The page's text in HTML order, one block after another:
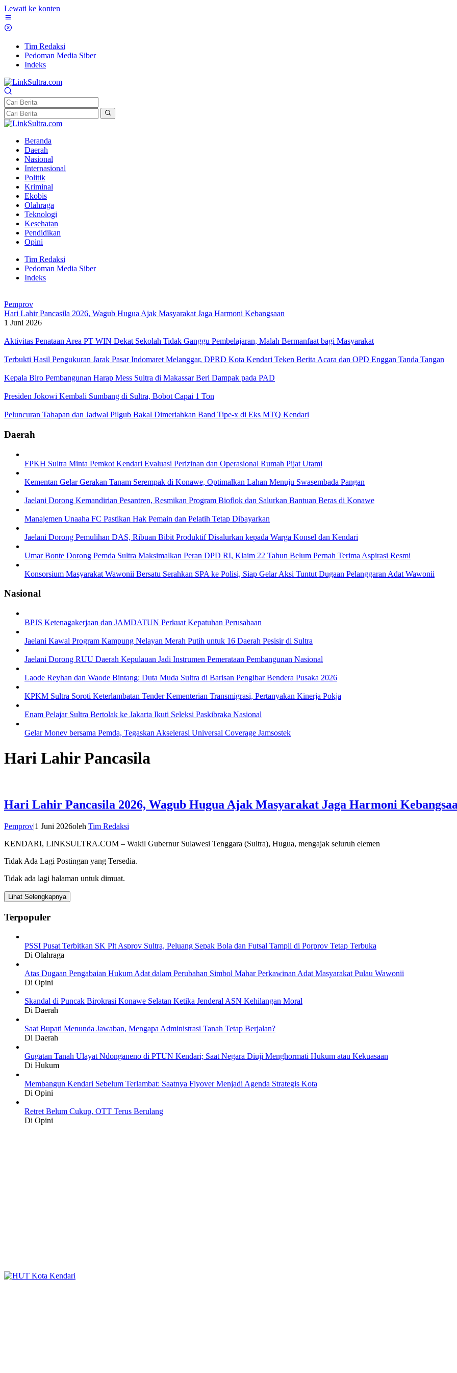
Lewati ke konten
Tim Redaksi
Pedoman Media Siber
Indeks
Beranda
Daerah
Nasional
Internasional
Politik
Kriminal
Ekobis
Olahraga
Teknologi
Kesehatan
Pendidikan
Opini
Tim Redaksi
Pedoman Media Siber
Indeks
Pemprov
Hari Lahir Pancasila 2026, Wagub Hugua Ajak Masyarakat Jaga Harmoni Kebangsaan
1 Juni 2026
Aktivitas Penataan Area PT WIN Dekat Sekolah Tidak Ganggu Pembelajaran, Malah Bermanfaat bagi Masyarakat
Terbukti Hasil Pengukuran Jarak Pasar Indomaret Melanggar, DPRD Kota Kendari Teken Berita Acara dan OPD Enggan Tanda Tangan
Kepala Biro Pembangunan Harap Mess Sultra di Makassar Beri Dampak pada PAD
Presiden Jokowi Kembali Sumbang di Sultra, Bobot Capai 1 Ton
Peluncuran Tahapan dan Jadwal Pilgub Bakal Dimeriahkan Band Tipe-x di Eks MTQ Kendari
Daerah
FPKH Sultra Minta Pemkot Kendari Evaluasi Perizinan dan Operasional Rumah Pijat Utami
Kementan Gelar Gerakan Tanam Serempak di Konawe, Optimalkan Lahan Menuju Swasembada Pangan
Jaelani Dorong Kemandirian Pesantren, Resmikan Program Bioflok dan Salurkan Bantuan Beras di Konawe
Manajemen Unaaha FC Pastikan Hak Pemain dan Pelatih Tetap Dibayarkan
Jaelani Dorong Pemulihan DAS, Ribuan Bibit Produktif Disalurkan kepada Warga Konsel dan Kendari
Umar Bonte Dorong Pemda Sultra Maksimalkan Peran DPD RI, Klaim 22 Tahun Belum Pernah Terima Aspirasi Resmi
Konsorsium Masyarakat Wawonii Bersatu Serahkan SPA ke Polisi, Siap Gelar Aksi Tuntut Dugaan Pelanggaran Adat Wawonii
Nasional
BPJS Ketenagakerjaan dan JAMDATUN Perkuat Kepatuhan Perusahaan
Jaelani Kawal Program Kampung Nelayan Merah Putih untuk 16 Daerah Pesisir di Sultra
Jaelani Dorong RUU Daerah Kepulauan Jadi Instrumen Pemerataan Pembangunan Nasional
Laode Reyhan dan Waode Bintang: Duta Muda Sultra di Barisan Pengibar Bendera Pusaka 2026
KPKM Sultra Soroti Keterlambatan Tender Kementerian Transmigrasi, Pertanyakan Kinerja Pokja
Enam Pelajar Sultra Bertolak ke Jakarta Ikuti Seleksi Paskibraka Nasional
Gelar Monev bersama Pemda, Tegaskan Akselerasi Universal Coverage Jamsostek
Hari Lahir Pancasila
Hari Lahir Pancasila 2026, Wagub Hugua Ajak Masyarakat Jaga Harmoni
Pemprov|1 Juni 2026oleh Tim Redaksi
KENDARI, LINKSULTRA.COM – Wakil Gubernur Sulawesi Tenggara (Sultra), Hugua, mengajak seluruh elemen
Tidak Ada Lagi Postingan yang Tersedia.
Tidak ada lagi halaman untuk dimuat.
Lihat Selengkapnya
Terpopuler
PSSI Pusat Terbitkan SK Plt Asprov Sultra, Peluang Sepak Bola dan Futsal Tampil di Porprov Tetap Terbuka
Di Olahraga
Atas Dugaan Pengabaian Hukum Adat dalam Perubahan Simbol Mahar Perkawinan Adat Masyarakat Pulau Wawonii
Di Opini
Skandal di Puncak Birokrasi Konawe Selatan Ketika Jenderal ASN Kehilangan Moral
Di Daerah
Saat Bupati Menunda Jawaban, Mengapa Administrasi Tanah Tetap Berjalan?
Di Daerah
Gugatan Tanah Ulayat Ndonganeno di PTUN Kendari; Saat Negara Diuji Menghormati Hukum atau Kekuasaan
Di Hukum
Membangun Kendari Sebelum Terlambat: Saatnya Flyover Menjadi Agenda Strategis Kota
Di Opini
Retret Belum Cukup, OTT Terus Berulang
Di Opini